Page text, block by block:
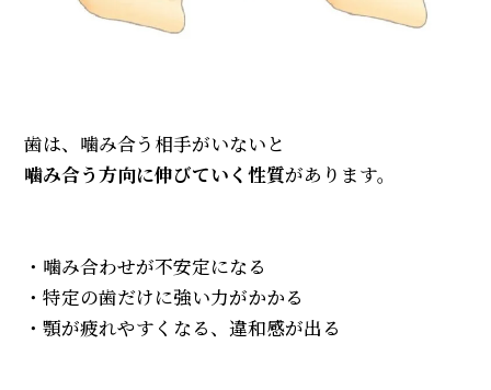
歯は、噛み合う相手がいないと
噛み合う方向に伸びていく性質があります。
・噛み合わせが不安定になる
・特定の歯だけに強い力がかかる
・顎が疲れやすくなる、違和感が出る